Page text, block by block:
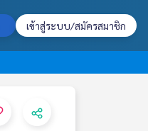
เข้าสู่ระบบ/สมัครสมาชิก